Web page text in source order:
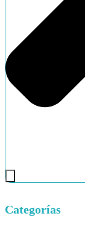
Categorías